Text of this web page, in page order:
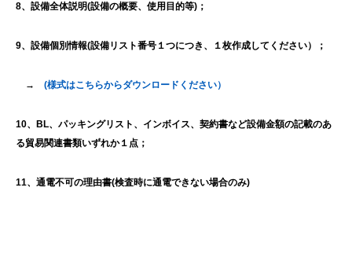
8、設備全体説明(設備の概要、使用目的等) ；
9、設備個別情報(設備リスト番号１つにつき、１枚作成してください）；
→ (様式はこちらからダウンロードください）
10、 BL、パッキングリスト、インボイス、契約書など設備金額の記載のあ
る貿易関連書類いずれか１点 ；
11、通電不可の理由書(検査時に通電できない場合のみ)